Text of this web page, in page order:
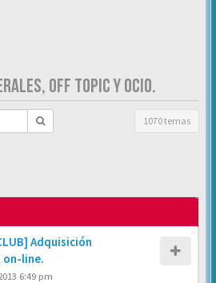
OFF TOPIC Y OCIO.
1070 temas
Adquisición
on-line.
6:49 pm